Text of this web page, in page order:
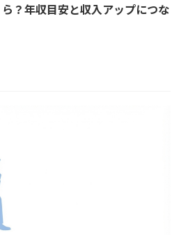
？年収目安と収入アップにつな